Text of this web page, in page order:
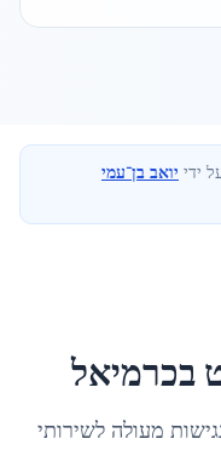
ידי יואב בן־עמי
בכרמיאל
מעולה לשירותי